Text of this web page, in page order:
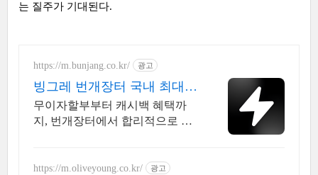
는 질주가 기대된다.
https://m.bunjang.co.kr/ 광고
빙그레 번개장터 국내 최대
브랜드 중고거래
무이자할부부터 캐시백 혜택까
지, 번개장터에서 합리적으로 중
만 개 이상의 신규 상품 업로드
https://m.oliveyoung.co.kr/ 광고